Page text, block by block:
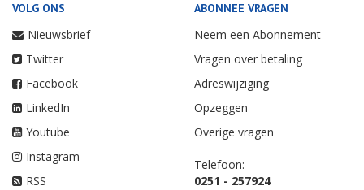
VOLG ONS
Nieuwsbrief
Twitter
Facebook
LinkedIn
Youtube
Instagram
RSS
ABONNEE VRAGEN
Neem een Abonnement
Vragen over betaling
Adreswijziging
Opzeggen
Overige vragen
Telefoon:
0251 - 257924